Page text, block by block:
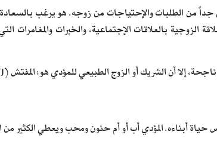
من الطلبات والإحتياجات من زوجه. هو يرغب
بالعلاقات الإجتماعية، والخبرات والمغامرات
أبناءه. المؤدي أب أو أم حنون ومحب ويعطي الكثير من